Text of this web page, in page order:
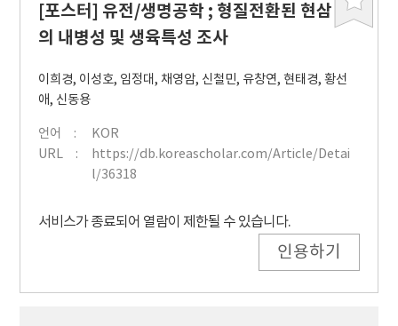
북
[포스터] 유전/생명공학 ; 형질전환된 현삼
의 내병성 및 생육특성 조사
이희경, 이성호, 임정대, 채영암, 신철민, 유창연,현태경,황선
애, 신동용
언어
KOR
URL
https://db.koreascholar.com/Article/Detai
l/36318
서비스가 종료되어 열람이 제한될 수 있습니다.
인용하기